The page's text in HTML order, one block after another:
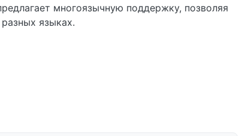
многоязычную поддержку, позволяя
языках.